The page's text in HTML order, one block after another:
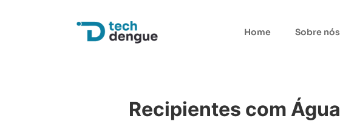
Home Sobre nós
Recipientes com Água